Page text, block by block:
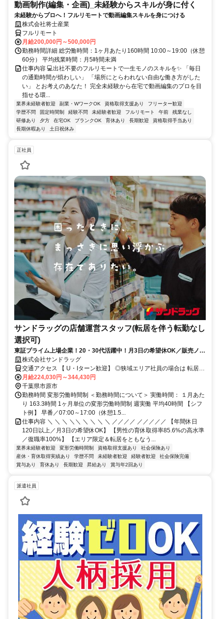
動画制作(編集・企画)_未経験からスキルが身に付く
未経験からプロへ！フルリモートで動画編集スキルを身につける
株式会社将士産業
フルリモート
月給200,000円～500,000円
勤務時間詳細 総労働時間：1ヶ月あたり160時間 10:00～19:00（休憩
60分） 平均残業時間：月5時間未満
仕事内容 💻出社不要のフルリモートで一生モノのスキルを✨ 「毎日
の通勤時間が煩わしい」 「場所にとらわれない自由な働き方がした
い」 とお考えのあなた！ 完全未経験から在宅で動画編集のプロを目
指せる環...
業界未経験者歓迎 副業・WワークOK 資格取得支援あり
フリーター歓迎
学歴不問
固定時間制 経験不問 未経験者歓迎 フルリモート 午前
残業なし
研修あり
夕方 在宅OK ブランクOK 育休あり 長期歓迎
資格取得手当あり
長期休暇あり
土日祝休み
正社員
サンドラッグの店舗運営スタッフ(転居を伴う転勤なし
選択可)
東証プライム上場企業！20・30代活躍中！月3日の希望休OK／販売ノル
マなし／年収例32歳SV816万円／販促企画～商品管理など店舗運営がメ
インの仕事
株式会社サンドラッグ
交通アクセス 【 U・Iターン歓迎】 ◎狭域エリア社員の場合は 転居を
伴う転勤はありません。 ◎マイカー通勤OK
月給224,030円～344,430円
千葉県市原市
勤務時間 変形労働時間制 ＜勤務時間について＞ 実働時間： １月あた
り 163.3時間 1ヶ月単位の変形労働時間制 週実働 平均40時間 【シフ
ト例】 早番／07:00～17:00（休憩1.5...
仕事内容 ＼ ＼ ＼ ＼＼ ＼ ＼ ＼ ＼ ／／／／ ／／／／／ 【年間休日
120日以上／月3日の希望休OK】 【男性の育休取得率85.6%の高水準
／復職率100%】 【エリア限定＆転居をともなう...
業界未経験者歓迎 変形労働時間制 資格取得支援あり
社会保険あり
産休・育休取得実績あり
学歴不問 未経験者歓迎 経験者歓迎
社会保険完備
賞与あり
育休あり 長期歓迎 昇給あり 賞与年2回あり
派遣社員